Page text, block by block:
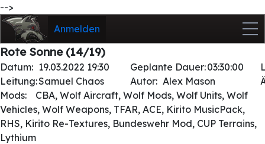
-->
Anmelden
Rote Sonne (14/19)
Datum: 19.03.2022 19:30 Geplante Dauer:03:30:00
Leitung:Samuel Chaos Autor: Alex Mason
Mods:
CBA, Wolf Aircraft, Wolf Mods, Wolf Units, Wolf
Vehicles, Wolf Weapons, TFAR, ACE, Kirito MusicPack,
RHS, Kirito Re-Textures, Bundeswehr Mod, CUP Terrains,
Lythium